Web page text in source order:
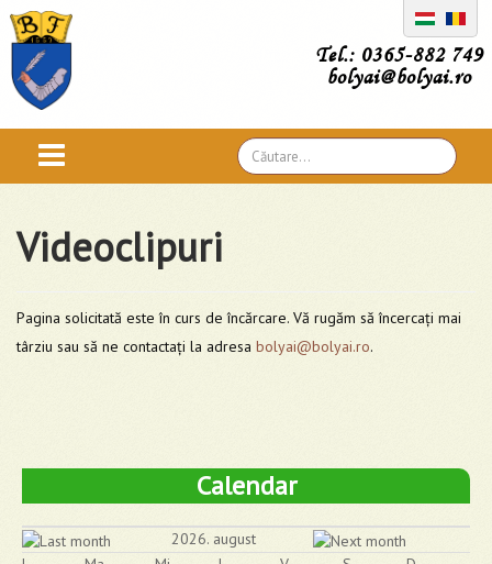
Tel.: 0365-882 749
bolyai@bolyai.ro
Căutare
...
Videoclipuri
Pagina solicitată este în curs de încărcare. Vă rugăm să încercați mai
târziu sau să ne contactați la adresa bolyai@bolyai.ro.
Calendar
2026. august